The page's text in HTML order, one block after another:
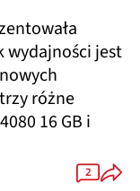
wydajności jest
różne
16 GB i
2